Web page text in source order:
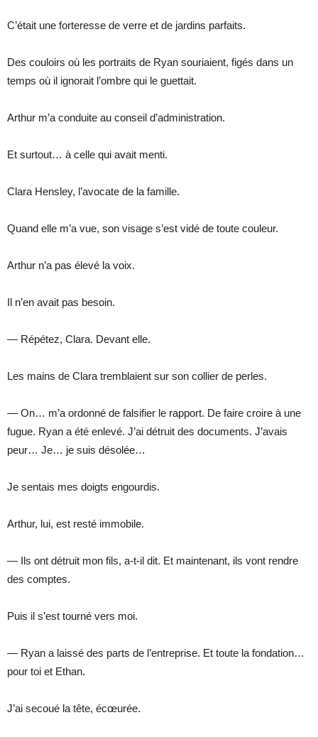
C’était une forteresse de verre et de jardins parfaits.
Des couloirs où les portraits de Ryan souriaient, figés dans un
temps où il ignorait l’ombre qui le guettait.
Arthur m’a conduite au conseil d’administration.
Et surtout… à celle qui avait menti.
Clara Hensley, l’avocate de la famille.
Quand elle m’a vue, son visage s’est vidé de toute couleur.
Arthur n’a pas élevé la voix.
Il n’en avait pas besoin.
— Répétez, Clara. Devant elle.
Les mains de Clara tremblaient sur son collier de perles.
— On… m’a ordonné de falsifier le rapport. De faire croire à une
fugue. Ryan a été enlevé. J’ai détruit des documents. J’avais
peur… Je… je suis désolée…
Je sentais mes doigts engourdis.
Arthur, lui, est resté immobile.
— Ils ont détruit mon fils, a-t-il dit. Et maintenant, ils vont rendre
des comptes.
Puis il s’est tourné vers moi.
— Ryan a laissé des parts de l’entreprise. Et toute la fondation…
pour toi et Ethan.
J’ai secoué la tête, écœurée.